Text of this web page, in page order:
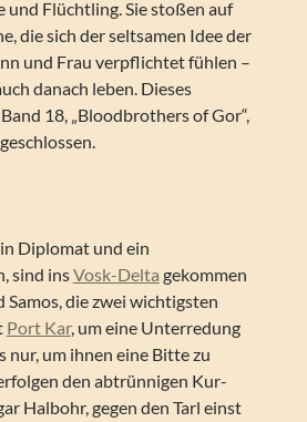
und Flüchtling. Sie stoßen auf
die sich der seltsamen Idee der
und Frau verpflichtet fühlen –
danach leben. Dieses
18, „Bloodbrothers of Gor“,
Diplomat und ein
sind insVosk-Delta gekommen
Samos, die zwei wichtigsten
Port Kar, um eine Unterredung
nur, um ihnen eine Bitte zu
den abtrünnigen Kur-
Halbohr, gegen den Tarl einst